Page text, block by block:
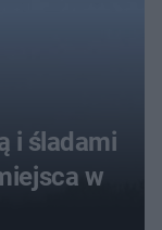
i śladami
w